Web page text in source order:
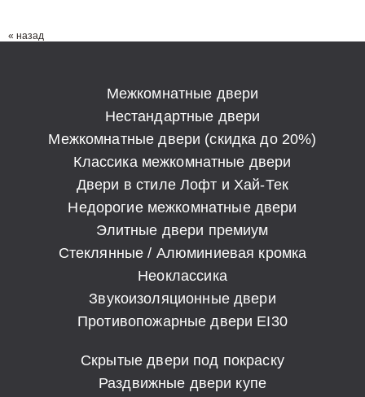
« назад
Межкомнатные двери
Нестандартные двери
Межкомнатные двери (скидка до 20%)
Классика межкомнатные двери
Двери в стиле Лофт и Хай-Тек
Недорогие межкомнатные двери
Элитные двери премиум
Стеклянные / Алюминиевая кромка
Неоклассика
Звукоизоляционные двери
Противопожарные двери EI30
Скрытые двери под покраску
Раздвижные двери купе